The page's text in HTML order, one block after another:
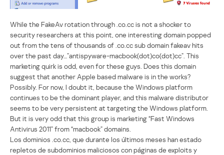
While the FakeAv rotation through .co.cc is not a shocker to
security researchers at this point, one interesting domain popped
out from the tens of thousands of .co.cc sub domain fakeav hits
over the past day…”antispyware-macbook(dot)co(dot)cc”. This
marketing quirk is odd, even for these guys. Does this domain
suggest that another Apple based malware is in the works?
Possibly. For now, I doubt it, because the Windows platform
continues to be the dominant player, and this malware distributor
seems to be very persistent at targeting the Windows platform.
But it is very odd that this group is marketing “Fast Windows
Antivirus 2011” from “macbook” domains.
Los dominios .co.cc, que durante los últimos meses han estado
repletos de subdominios maliciosos con páginas de exploits y